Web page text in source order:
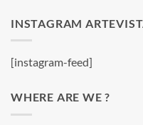
INSTAGRAM
[instagram-feed]
WHERE ARE WE ?